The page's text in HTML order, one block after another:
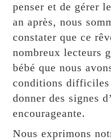
penser et de gérer
an après, nous
constater que ce
nombreux lecteurs
bébé que nous
conditions difficiles
donner des signes
encourageante.
Nous exprimons